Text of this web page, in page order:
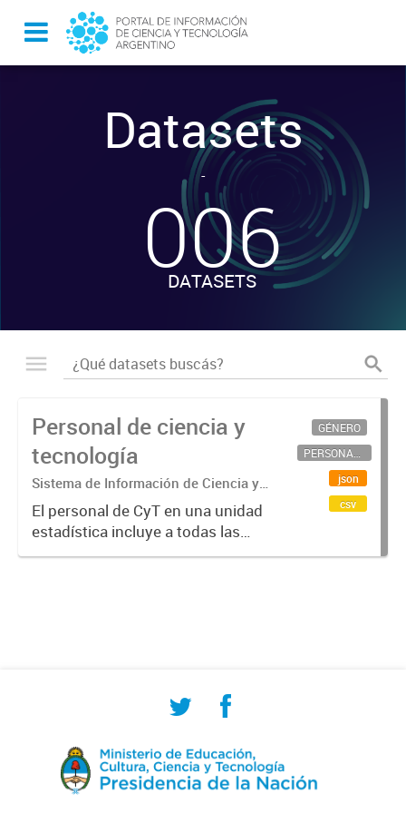
Datasets
-
006
DATASETS
Personal de ciencia y
tecnología
Sistema de Información de Ciencia y
Tecnología Argentino (SICYTAR)
El personal de CyT en una unidad
estadística incluye a todas las
personas involucradas
GÉNERO
PERSONAL CIENTÍFICO-TECNOLÓGICO
json
csv